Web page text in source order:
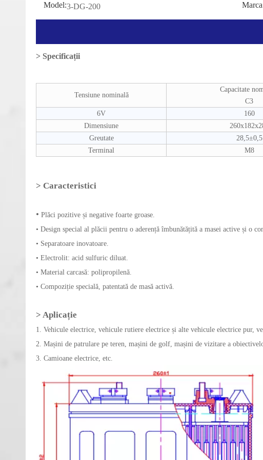
Model:3-DG-200
> Specificații
Tensiune nominală
Capacitate
C3
6V
160
Dimensiune
Greutate
28,5±0,5
Terminal
M8
> Caracteristici
• Plăci pozitive și negative foarte groase.
• Design special al plăcii pentru o aderență îmbunătățită a masei active și o
• Separatoare inovatoare.
• Electrolit: acid sulfuric diluat.
• Material carcasă: polipropilenă.
• Compoziție specială, patentată de masă activă.
> Aplicație
1. Vehicule electrice, vehicule rutiere electrice și alte vehicule electrice pur,
2. Mașini de patrulare pe teren, mașini de golf, mașini de vizitare a
3. Camioane electrice, etc.